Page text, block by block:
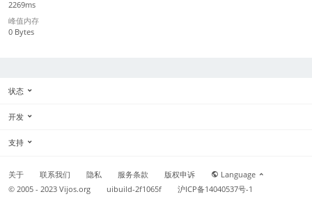
2269ms
峰值内存
0 Bytes
状态
开发
支持
关于 联系我们 隐私 服务条款 版权申诉
Language
© 2005 - 2023Vijos.org uibuild-2f1065f 沪ICP备14040537号-1